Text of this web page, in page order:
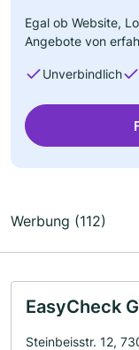
Egal ob Website,
Angebote von
Unverbindlich
Werbung (112)
EasyCheck
Steinbeisstr. 12,